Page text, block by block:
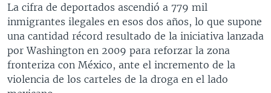
La cifra de deportados ascendió a 779 mil
inmigrantes ilegales en esos dos años, lo que supone
una cantidad récord resultado de la iniciativa lanzada
por Washington en 2009 para reforzar la zona
fronteriza con México, ante el incremento de la
violencia de los carteles de la droga en el lado